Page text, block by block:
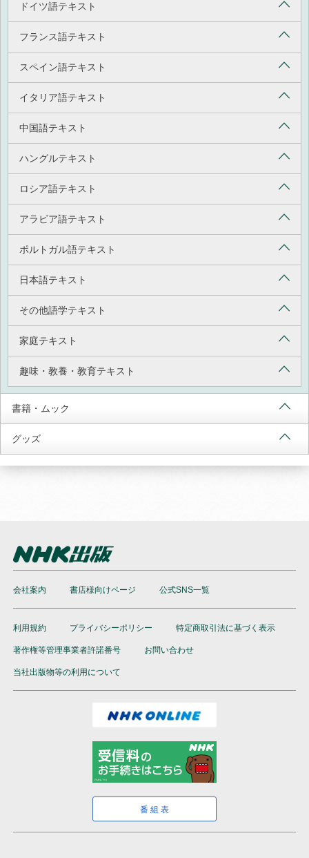
ドイツ語テキスト
フランス語テキスト
スペイン語テキスト
イタリア語テキスト
中国語テキスト
ハングルテキスト
ロシア語テキスト
アラビア語テキスト
ポルトガル語テキスト
日本語テキスト
その他語学テキスト
家庭テキスト
趣味・教養・教育テキスト
書籍・ムック
グッズ
会社案内 書店様向けページ 公式SNS一覧
利用規約 プライバシーポリシー 特定商取引法に基づく表示
著作権等管理事業者許諾番号 お問い合わせ
当社出版物等の利用について
番組表